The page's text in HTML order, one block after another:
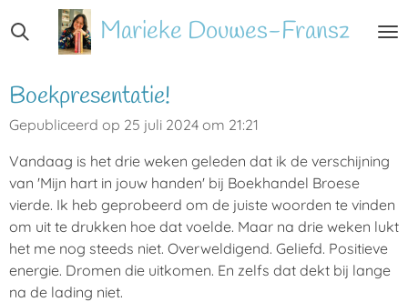
direct
de
hoofdinhoud
Marieke Douwes-Fransz
Boekpresentatie!
Gepubliceerd op 25 juli 2024 om 21:21
Vandaag is het drie weken geleden dat ik de verschijning
van 'Mijn hart in jouw handen' bij Boekhandel Broese
vierde. Ik heb geprobeerd om de juiste woorden te vinden
om uit te drukken hoe dat voelde. Maar na drie weken lukt
het me nog steeds niet. Overweldigend. Geliefd. Positieve
energie. Dromen die uitkomen. En zelfs dat dekt bij lange
na de lading niet.